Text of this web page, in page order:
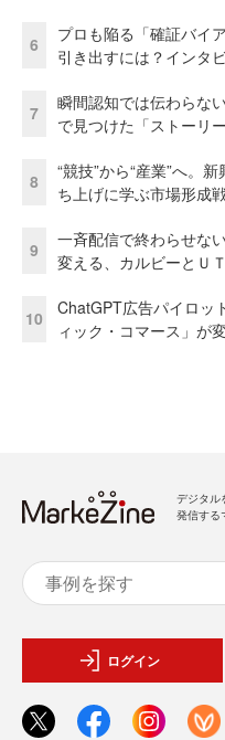
6
プロも陥る「確証バイ
引き出すには？インタ
7
瞬間認知では伝わらな
で見つけた「ストーリ
8
“競技”から“産業”へ。
ち上げに学ぶ市場形成
9
一斉配信で終わらせな
変える、カルビーとＵ
10
ChatGPT広告パイロ
ィック・コマース」が
デジタル
発信する
ログイン